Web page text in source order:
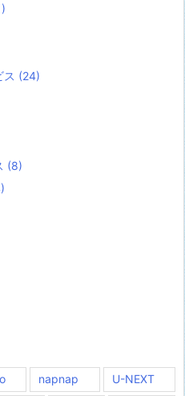
ス (24)
(8)
napnap U-NEXT